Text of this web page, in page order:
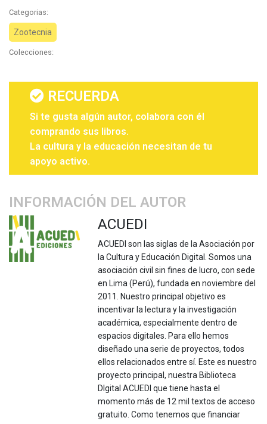
Categorias:
Zootecnia
Colecciones:
RECUERDA
Si te gusta algún autor, colabora con él
comprando sus libros.
La cultura y la educación necesitan de tu
apoyo activo.
INFORMACIÓN DEL AUTOR
ACUEDI
ACUEDI son las siglas de la Asociación por
la Cultura y Educación Digital. Somos una
asociación civil sin fines de lucro, con sede
en Lima (Perú), fundada en noviembre del
2011. Nuestro principal objetivo es
incentivar la lectura y la investigación
académica, especialmente dentro de
espacios digitales. Para ello hemos
diseñado una serie de proyectos, todos
ellos relacionados entre sí. Este es nuestro
proyecto principal, nuestra Biblioteca
DIgital ACUEDI que tiene hasta el
momento más de 12 mil textos de acceso
gratuito. Como tenemos que financiar